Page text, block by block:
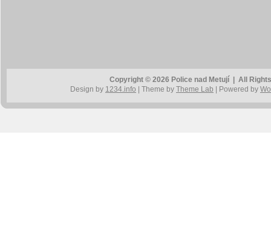
Copyright © 2026 Police nad Metují | All
Design by 1234.info | Theme by Theme Lab | Powered by